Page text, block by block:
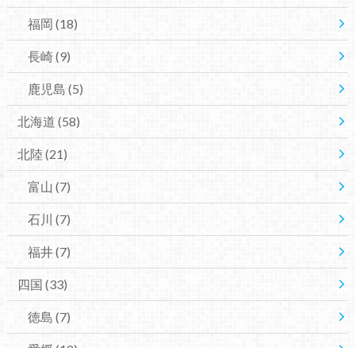
福岡 (18)
長崎(9)
鹿児島 (5)
北海道 (58)
北陸 (21)
富山 (7)
石川 (7)
福井(7)
四国 (33)
徳島 (7)